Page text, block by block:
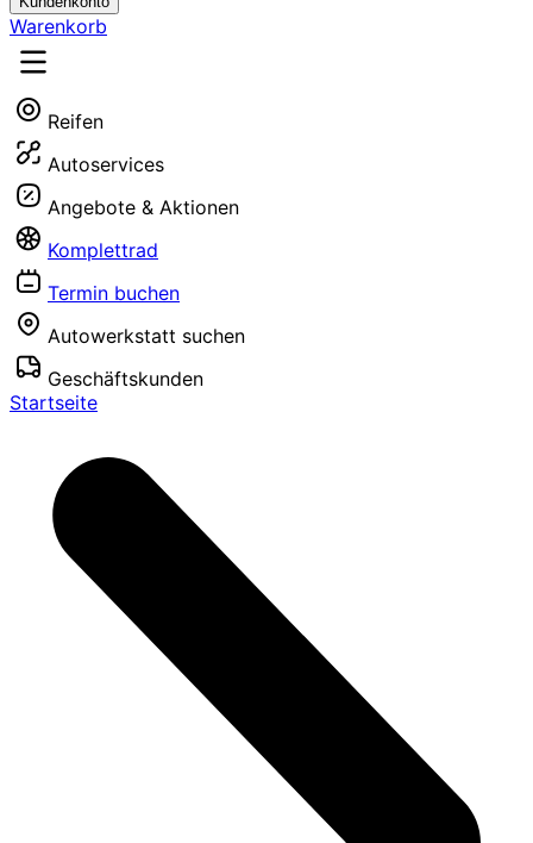
Warenkorb
Reifen
Autoservices
Angebote & Aktionen
Komplettrad
Termin buchen
Autowerkstatt suchen
Geschäftskunden
Startseite